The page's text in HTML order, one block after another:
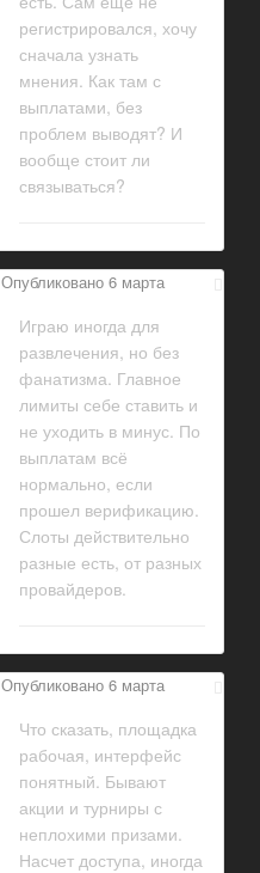
регистрировался, хочу
сначала узнать
мнения. Как там с
выплатами, без
проблем выводят? И
вообще стоит ли
связываться?
Опубликовано 6 марта
Играю иногда для
развлечения, но без
фанатизма. Главное
лимиты себе ставить и
не уходить в минус. По
выплатам всё
нормально, если
прошел верификацию.
Слоты действительно
разные есть, от разных
провайдеров.
Опубликовано 6 марта
Что сказать, площадка
рабочая, интерфейс
понятный. Бывают
акции и турниры с
неплохими призами.
Насчет доступа, иногда